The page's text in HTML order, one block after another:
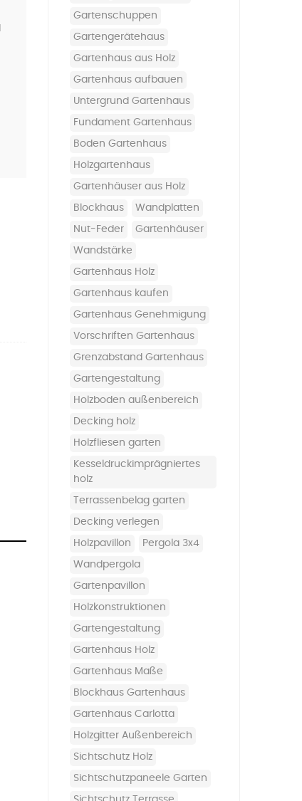
Gartenschuppen
Gartengerätehaus
Gartenhaus aus Holz
Gartenhaus aufbauen
Untergrund Gartenhaus
Fundament Gartenhaus
Boden Gartenhaus
Holzgartenhaus
Gartenhäuser aus Holz
Blockhaus Wandplatten
Nut-Feder Gartenhäuser
Wandstärke
Gartenhaus Holz
Gartenhaus kaufen
Gartenhaus Genehmigung
Vorschriften Gartenhaus
Grenzabstand Gartenhaus
Gartengestaltung
holzboden außenbereich
decking holz
holzfliesen garten
kesseldruckimprägniertes
holz
terrassenbelag garten
decking verlegen
holzpavillon pergola 3x4
wandpergola
gartenpavillon
holzkonstruktionen
gartengestaltung
Gartenhaus Holz
Gartenhaus Maße
Blockhaus Gartenhaus
Gartenhaus Carlotta
Holzgitter Außenbereich
Sichtschutz Holz
Sichtschutzpaneele Garten